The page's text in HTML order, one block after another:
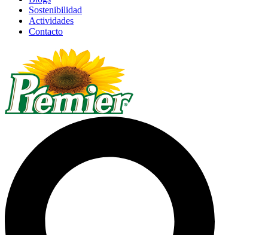
Sostenibilidad
Actividades
Contacto